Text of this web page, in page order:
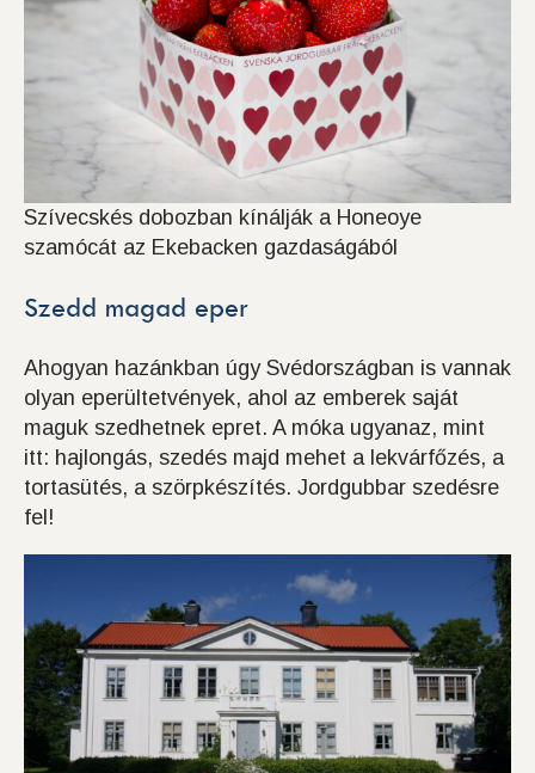
Szívecskés dobozban kínálják a Honeoye
szamócát az Ekebacken gazdaságából
Szedd magad eper
Ahogyan hazánkban úgy Svédországban is vannak
olyan eperültetvények, ahol az emberek saját
maguk szedhetnek epret. A móka ugyanaz, mint
itt: hajlongás, szedés majd mehet a lekvárfőzés, a
tortasütés, a szörpkészítés. Jordgubbar szedésre
fel!